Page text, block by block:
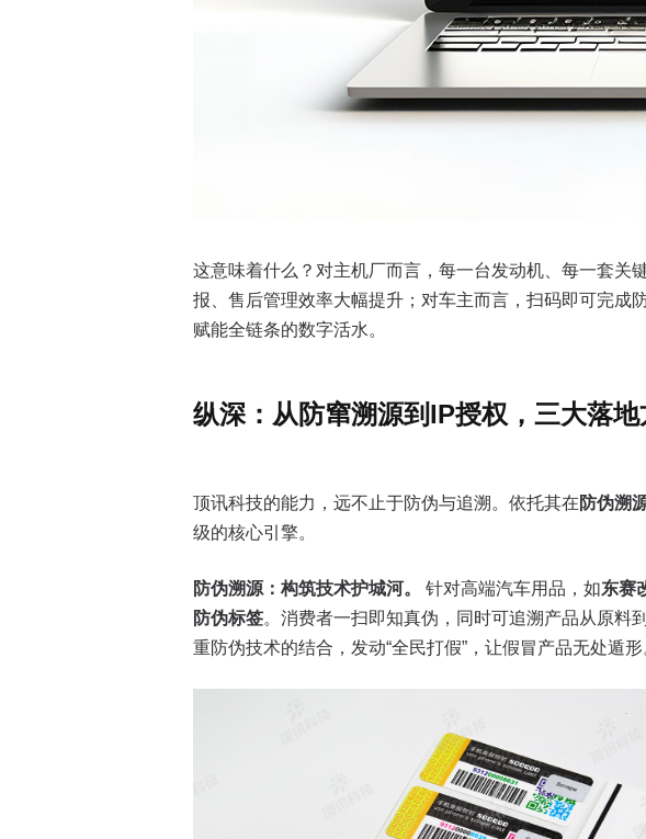
这意味着什么？对主机厂而言，每一台发动机、每一套关
报、售后管理效率大幅提升；对车主而言，扫码即可完成
赋能全链条的数字活水。
纵深：从防窜溯源到IP授权，三大落
顶讯科技的能力，远不止于防伪与追溯。依托其在 防伪溯
级的核心引擎。
防伪溯源：构筑技术护城河。 针对高端汽车用品，如东赛
防伪标签。消费者一扫即知真伪，同时可追溯产品从原料
重防伪技术的结合，发动“全民打假”，让假冒产品无处遁形